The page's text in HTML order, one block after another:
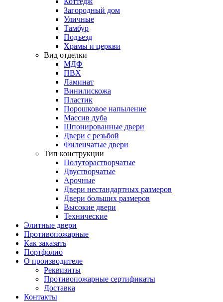
Загородный дом
Уличные
Тамбур
Подъезд
Храмы и церкви
Вид отделки
МДФ
ПВХ
Ламинат
Винилискожа
Пластик
Порошковое напыление
Массив дуба
Шпонированные двери
Двери с резьбой
Филенчатые двери
Тип конструкции
Полуторастворчатые
Двустворчатые
Арочные
Двери нестандартных размеров
Двери больших размеров
Высокие двери
Технические
Элитные двери
Противопожарные
Как заказать
Портфолио
О производителе
Реквизиты
Противопожарные сертификаты
Доставка
Контакты